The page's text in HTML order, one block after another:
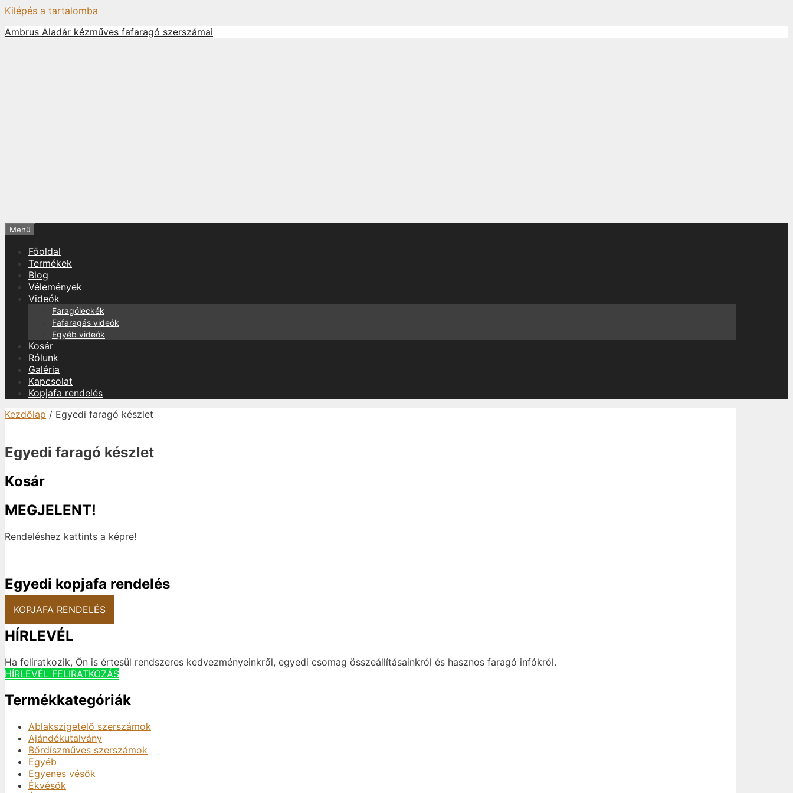
Kilépés a tartalomba
Ambrus Aladár kézműves fafaragó szerszámai
Menü
Főoldal
Termékek
Blog
Vélemények
Videók
Faragóleckék
Fafaragás videók
Egyéb videók
Kosár
Rólunk
Galéria
Kapcsolat
Kopjafa rendelés
Kezdőlap / Egyedi faragó készlet
Egyedi faragó készlet
Kosár
MEGJELENT!
Rendeléshez kattints a képre!
Egyedi kopjafa rendelés
KOPJAFA RENDELÉS
HÍRLEVÉL
Ha feliratkozik, Ön is értesül rendszeres kedvezményeinkről, egyedi csomag összeállításainkról és hasznos faragó infókról.
HÍRLEVÉL FELIRATKOZÁS
Termékkategóriák
Ablakszigetelő szerszámok
Ajándékutalvány
Bőrdíszműves szerszámok
Egyéb
Egyenes vésők
Ékvésők